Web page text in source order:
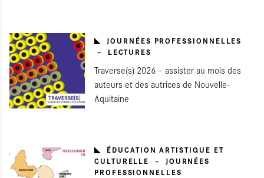
JOURNÉES PROFESSIONNELLES
LECTURES
Traverse(s) 2026 – assister au mois des
auteurs et des autrices de Nouvelle-
Aquitaine
ÉDUCATION ARTISTIQUE ET
CULTURELLE
JOURNÉES
PROFESSIONNELLES